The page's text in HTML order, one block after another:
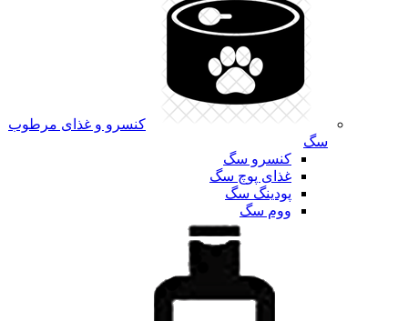
کنسرو و غذای مرطوب
سگ
کنسرو سگ
غذای پوچ سگ
پودینگ سگ
ووم سگ